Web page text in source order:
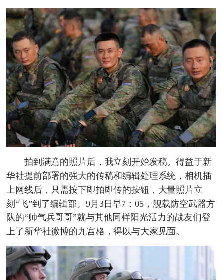
拍到满意的照片后，我立刻开始发稿。得益于新
华社提前部署的强大的传稿和编辑处理系统，相机插
上网线后，只需按下即拍即传的按钮，大量照片立
刻“飞”到了编辑部。9月3日早7：05，舰载防空武器方
队的“帅气兵哥哥”就与其他同样阳光活力的战友们登
上了新华社微博的九宫格，得以与大家见面。